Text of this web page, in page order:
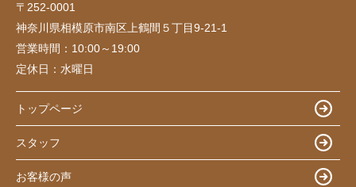
〒252-0001
神奈川県相模原市南区上鶴間５丁目9-21-1
営業時間： 10:00～19:00
定休日： 水曜日
トップページ
スタッフ
お客様の声